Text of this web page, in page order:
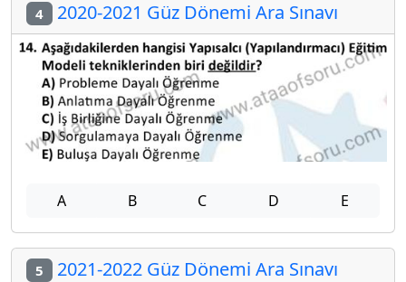
4 2020-2021 Güz Dönemi Ara Sınavı
A B C D E
5 2021-2022 Güz Dönemi Ara Sınavı